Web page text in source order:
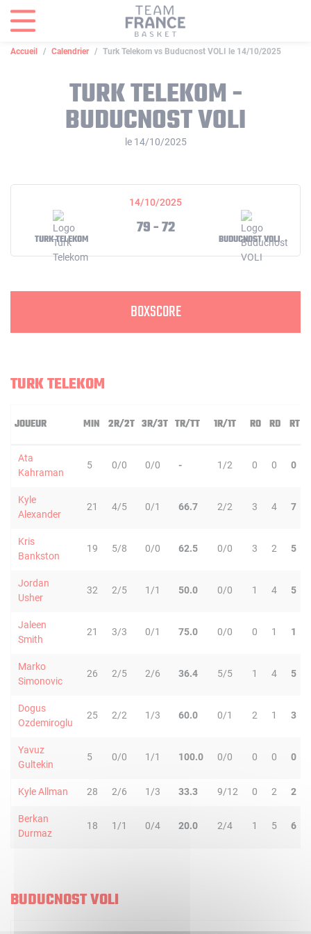
Accueil Calendrier Turk Telekom vs Buducnost VOLI le 14/10/2025
TURK TELEKOM -
BUDUCNOST VOLI
le 14/10/2025
14/10/2025
TURK TELEKOM
79 - 72
BUDUCNOST VOLI
BOXSCORE
TURK TELEKOM
JOUEUR MIN 2R/2T 3R/3T TR/TT 1R/1T RO RD RT
Ata
Kahraman
5 0/0 0/0 - 1/2 0 0 0
Kyle
Alexander
21 4/5 0/1 66.7 2/2 3 4 7
Kris
Bankston
19 5/8 0/0 62.5 0/0 3 2 5
Jordan
Usher
32 2/5 1/1 50.0 0/0 1 4 5
Jaleen
Smith
21 3/3 0/1 75.0 0/0 0 1 1
Marko
Simonovic
26 2/5 2/6 36.4 5/5 1 4 5
Dogus
Ozdemiroglu
25 2/2 1/3 60.0 0/1 2 1 3
Yavuz
Gultekin
5 0/0 1/1 100.0 0/0 0 0 0
Kyle Allman 28 2/6 1/3 33.3 9/12 0 2 2
Berkan
Durmaz
18 1/1 0/4 20.0 2/4 1 5 6
BUDUCNOST VOLI
Panneau de gestion des cookies